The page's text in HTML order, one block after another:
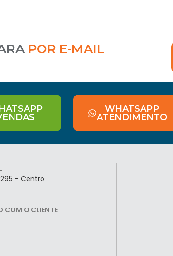
POR E-MAIL
WHATSAPP
ATENDIMENTO
– Centro
COM O CLIENTE